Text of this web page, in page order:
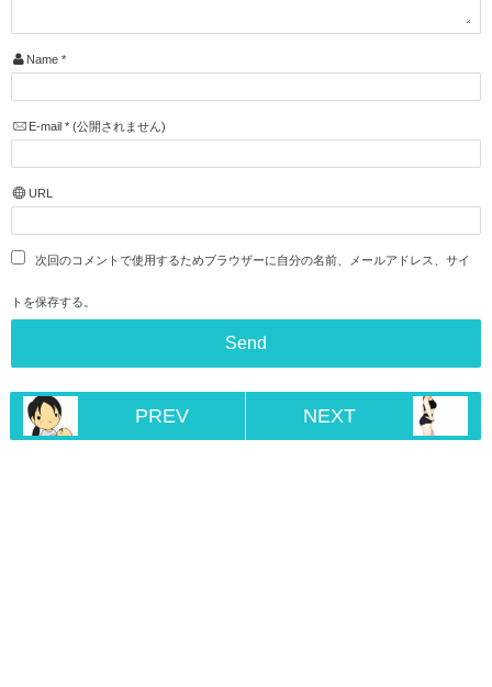
Name *
E-mail *(公開されません)
URL
次回のコメントで使用するためブラウザーに自分の名前、メールアドレス、サイ
トを保存する。
PREV NEXT